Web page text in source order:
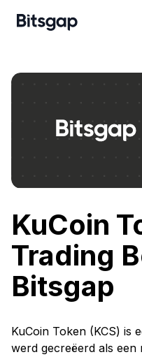
KuCoin
Trading
Bitsgap
KuCoin Token (KCS) is
werd gecreëerd als